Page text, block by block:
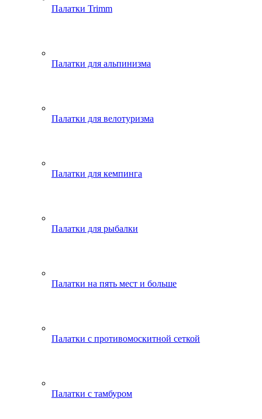
Палатки Trimm
Палатки для альпинизма
Палатки для велотуризма
Палатки для кемпинга
Палатки для рыбалки
Палатки на пять мест и больше
Палатки с противомоскитной сеткой
Палатки с тамбуром